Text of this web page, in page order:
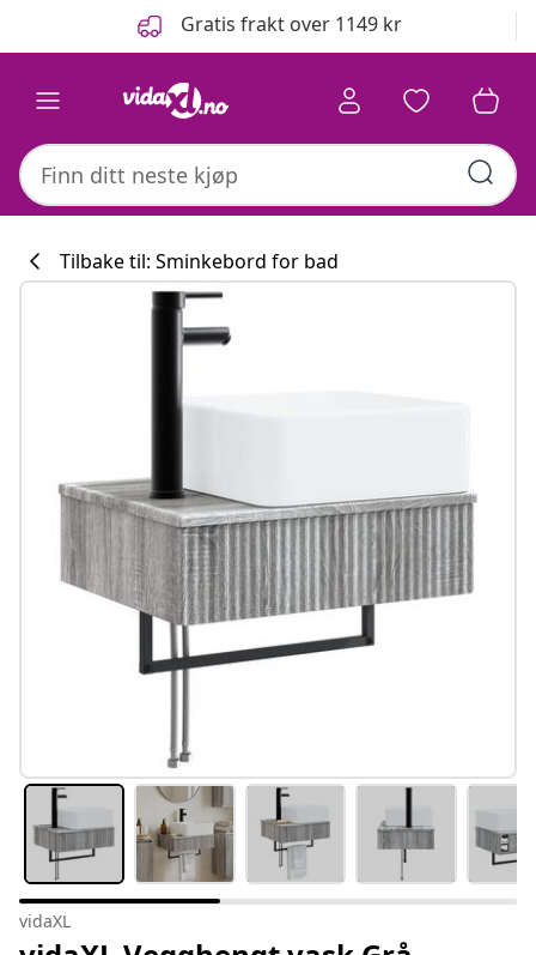
Gratis frakt over 1149 kr
Tilbake til: Sminkebord for bad
vidaXL